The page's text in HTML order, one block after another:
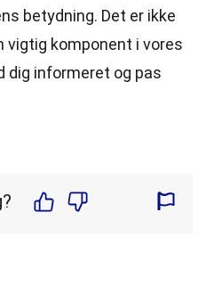
betydning. Det er ikke
vigtig komponent i vores
dig informeret og pas